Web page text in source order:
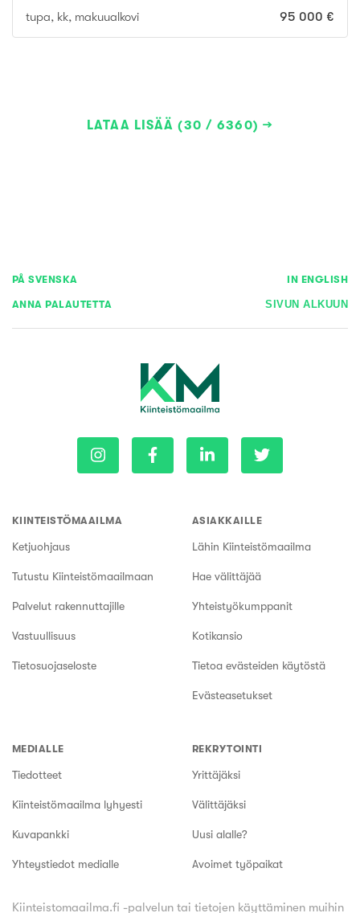
tupa, kk, makuualkovi 95 000 €
LATAA LISÄÄ (30 / 6360)
PÅ SVENSKA IN ENGLISH
ANNA PALAUTETTA SIVUN ALKUUN
KIINTEISTÖMAAILMA
Ketjuohjaus
Tutustu Kiinteistömaailmaan
Palvelut rakennuttajille
Vastuullisuus
Tietosuojaseloste
ASIAKKAILLE
Lähin Kiinteistömaailma
Hae välittäjää
Yhteistyökumppanit
Kotikansio
Tietoa evästeiden käytöstä
Evästeasetukset
MEDIALLE
Tiedotteet
Kiinteistömaailma lyhyesti
Kuvapankki
Yhteystiedot medialle
REKRYTOINTI
Yrittäjäksi
Välittäjäksi
Uusi alalle?
Avoimet työpaikat
Kiinteistomaailma.fi -palvelun tai tietojen käyttäminen muihin